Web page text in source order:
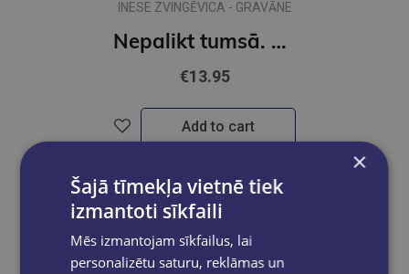
INESE ZVINGĒVICA - GRAVĀNE
Nepalikt tumsā. Ceļvedis no sērām uz dzīvesprieku
€13.95
Add to cart
×
Šajā tīmekļa vietnē tiek
izmantoti sīkfaili
Mēs izmantojam sīkfailus, lai
personalizētu saturu, reklāmas un